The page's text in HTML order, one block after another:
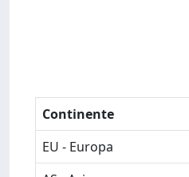
Continente
EU - Europa